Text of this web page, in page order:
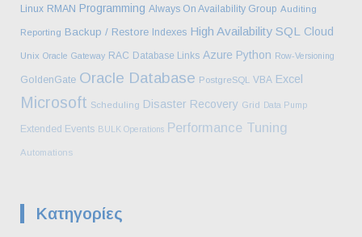
Linux RMAN Programming Always On Availability Group Auditing
Reporting Backup / Restore Indexes High Availability SQL Cloud
Unix Oracle Gateway RAC Database Links Azure Python Row-Versioning
GoldenGate Oracle Database PostgreSQL VBA Excel
Microsoft Scheduling Disaster Recovery Grid Data Pump
Extended Events BULK Operations Performance Tuning
Automations
Kατηγορίες